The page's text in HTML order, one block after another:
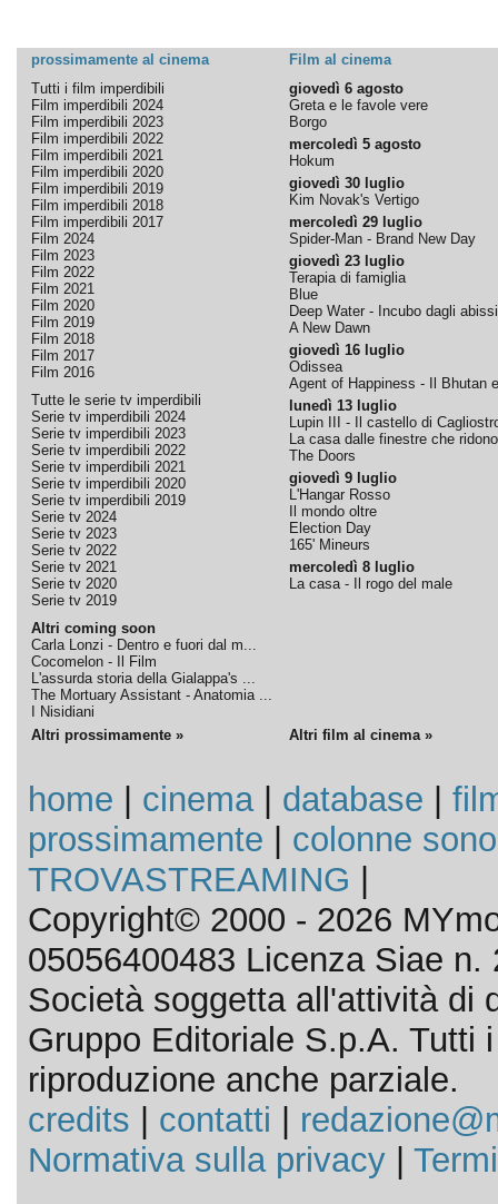
prossimamente al cinema
Film al cinema
Tutti i film imperdibili
Film imperdibili 2024
Film imperdibili 2023
Film imperdibili 2022
Film imperdibili 2021
Film imperdibili 2020
Film imperdibili 2019
Film imperdibili 2018
Film imperdibili 2017
Film 2024
Film 2023
Film 2022
Film 2021
Film 2020
Film 2019
Film 2018
Film 2017
Film 2016
Tutte le serie tv imperdibili
Serie tv imperdibili 2024
Serie tv imperdibili 2023
Serie tv imperdibili 2022
Serie tv imperdibili 2021
Serie tv imperdibili 2020
Serie tv imperdibili 2019
Serie tv 2024
Serie tv 2023
Serie tv 2022
Serie tv 2021
Serie tv 2020
Serie tv 2019
Altri coming soon
Carla Lonzi - Dentro e fuori dal m...
Cocomelon - Il Film
L'assurda storia della Gialappa's ...
The Mortuary Assistant - Anatomia ...
I Nisidiani
giovedì 6 agosto
Greta e le favole vere
Borgo
mercoledì 5 agosto
Hokum
giovedì 30 luglio
Kim Novak's Vertigo
mercoledì 29 luglio
Spider-Man - Brand New Day
giovedì 23 luglio
Terapia di famiglia
Blue
Deep Water - Incubo dagli abissi
A New Dawn
giovedì 16 luglio
Odissea
Agent of Happiness - Il Bhutan
lunedì 13 luglio
Lupin III - Il castello di
La casa dalle finestre che ridono
The Doors
giovedì 9 luglio
L'Hangar Rosso
Il mondo oltre
Election Day
165' Mineurs
mercoledì 8 luglio
La casa - Il rogo del male
Altri prossimamente » Altri film al cinema »
home cinema| database
prossimamente
colonne
TROVASTREAMING
Copyright© 2000 - 2026
05056400483 Licenza Siae n.
Società soggetta all'attività di
Gruppo Editoriale S.p.A. Tutti
riproduzione anche parziale.
credits
contatti
Normativa sulla privacy|